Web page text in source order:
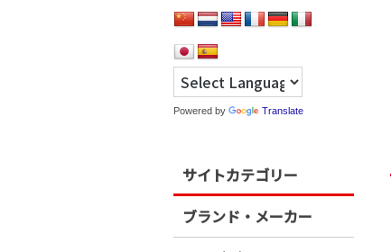
Powered by Translate
サイトカテゴリー
ブランド・メーカー